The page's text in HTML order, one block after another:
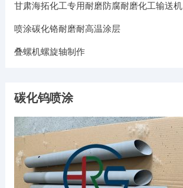
甘肃海拓化工专用耐磨防腐耐磨化工输送机
喷涂碳化铬耐磨耐高温涂层
叠螺机螺旋轴制作
碳化钨喷涂